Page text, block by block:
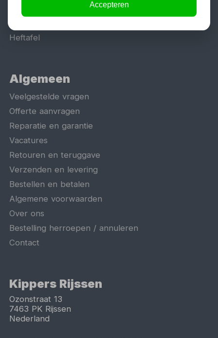
Heftafel
Algemeen
Veelgestelde vragen
Offerte aanvragen
Reparatie en garantie
Vacatures
Retouren en teruggave
Verzenden en levering
Bestellen en betalen
Algemene voorwaarden
Over ons
Bestelling herroepen / annuleren
Contact
Kippers Rijssen
Ozonstraat 13
7463 PK Rijssen
Nederland
Accepteren